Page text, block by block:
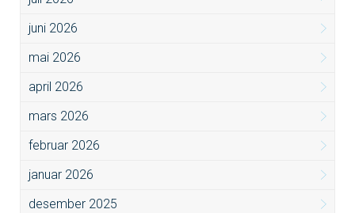
juni 2026
mai 2026
april 2026
mars 2026
februar 2026
januar 2026
desember 2025